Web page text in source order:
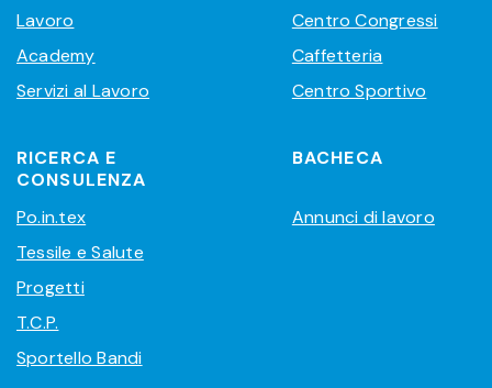
Lavoro
Academy
Servizi al Lavoro
Centro Congressi
Caffetteria
Centro Sportivo
RICERCA E
CONSULENZA
Po.in.tex
Tessile e Salute
Progetti
T.C.P.
Sportello Bandi
BACHECA
Annunci di lavoro